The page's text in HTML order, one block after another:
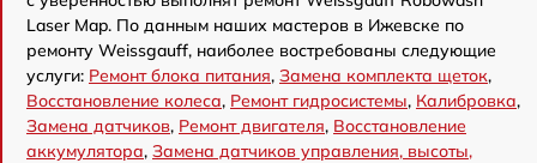
Laser Map. По данным наших мастеров в Ижевске по
ремонту Weissgauff, наиболее востребованы следующие
услуги: Ремонт блока питания, Замена комплекта щеток,
Восстановление колеса, Ремонт гидросистемы, Калибровка,
Замена датчиков, Ремонт двигателя, Восстановление
аккумулятора, Замена датчиков управления, высоты,